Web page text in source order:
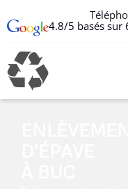
4.8/5 basés sur